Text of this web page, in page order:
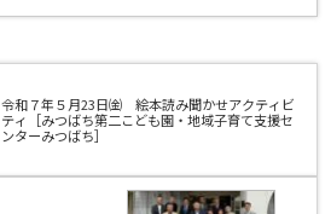
令和７年５月23日㈮ 絵本読み聞かせアクティビ
ティ［みつばち第二こども園・地域子育て支援セ
ンターみつばち］